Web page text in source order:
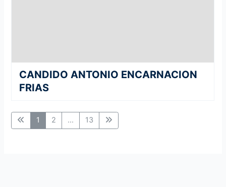
CANDIDO ANTONIO ENCARNACION
FRIAS
1 2 ... 13